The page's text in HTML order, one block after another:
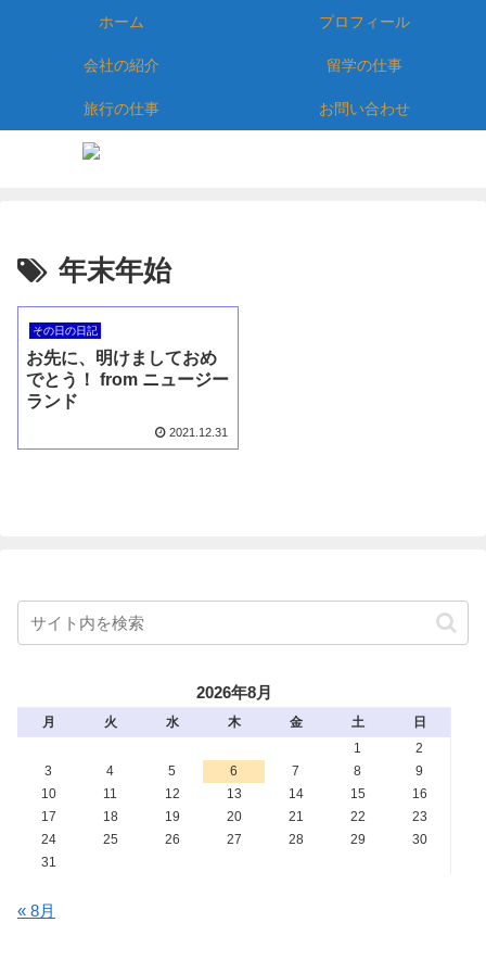
ホーム プロフィール
会社の紹介 留学の仕事
旅行の仕事 お問い合わせ
年末年始
その日の日記
お先に、明けましておめ
でとう！ from ニュージー
ランド
2021.12.31
2026年8月
月 火 水 木 金 土
日
1
2
3
4 5 6 7 8
9
10
11 12 13 14 15
16
17
18 19 20 21 22
23
24
25 26 27 28 29
30
31
« 8月